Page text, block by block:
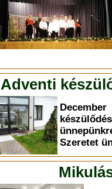
Adventi
Szeretet